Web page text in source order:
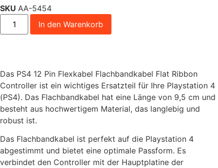
SKU AA-5454
In den Warenkorb
Das PS4 12 Pin Flexkabel Flachbandkabel Flat Ribbon
Controller ist ein wichtiges Ersatzteil für Ihre Playstation 4
(PS4). Das Flachbandkabel hat eine Länge von 9,5 cm und
besteht aus hochwertigem Material, das langlebig und
robust ist.
Das Flachbandkabel ist perfekt auf die Playstation 4
abgestimmt und bietet eine optimale Passform. Es
verbindet den Controller mit der Hauptplatine der